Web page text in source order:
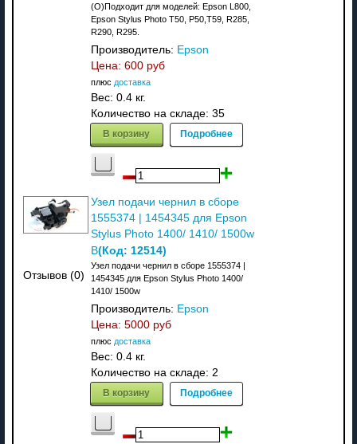
(О)Подходит для моделей: Epson L800,
Epson Stylus Photo T50, P50,T59, R285,
R290, R295.
Производитель: Epson
Цена: 600 руб
плюс доставка
Вес: 0.4 кг.
Количество на складе: 35
В корзину Подробнее
Отзывов (0)
Узел подачи чернил в сборе
1555374 | 1454345 для Epson
Stylus Photo 1400/ 1410/ 1500w
В(Код: 12514)
Узел подачи чернил в сборе 1555374 |
1454345 для Epson Stylus Photo 1400/
1410/ 1500w
Производитель: Epson
Цена: 5000 руб
плюс доставка
Вес: 0.4 кг.
Количество на складе: 2
В корзину Подробнее